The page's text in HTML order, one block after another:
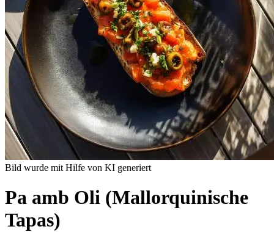
Bild wurde mit Hilfe von KI generiert
Pa amb Oli (Mallorquinische
Tapas)